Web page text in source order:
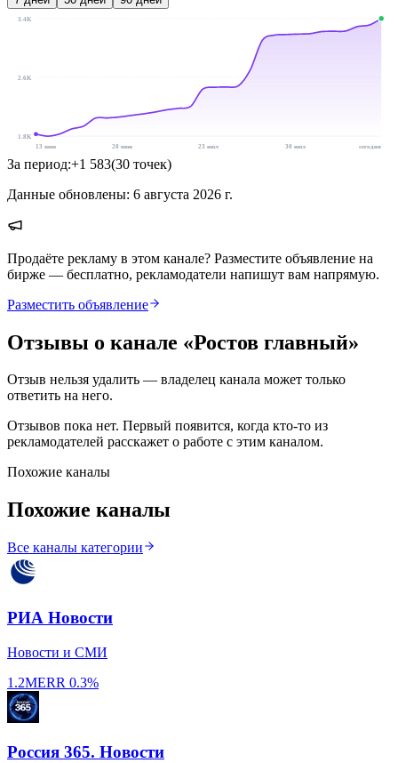
3.4K
2.6K
1.8K
13 июн
20 июн 23 июл 30 июл сегодня
За период:+1 583(30 точек)
Данные обновлены: 6 августа 2026 г.
Продаёте рекламу в этом канале? Разместите объявление на
бирже — бесплатно, рекламодатели напишут вам напрямую.
Разместить объявление
Отзывы о канале «Ростов главный»
Отзыв нельзя удалить — владелец канала может только
ответить на него.
Отзывов пока нет. Первый появится, когда кто-то из
рекламодателей расскажет о работе с этим каналом.
Похожие каналы
Похожие каналы
Все каналы категории
РИА Новости
Новости и СМИ
1.2MERR 0.3%
Россия 365. Новости